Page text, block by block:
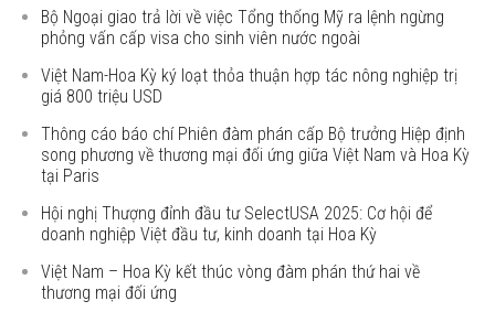
Bộ Ngoại giao trả lời về việc Tổng thống Mỹ ra lệnh ngừng
phỏng vấn cấp visa cho sinh viên nước ngoài
Việt Nam-Hoa Kỳ ký loạt thỏa thuận hợp tác nông nghiệp trị
giá 800 triệu USD
Thông cáo báo chí Phiên đàm phán cấp Bộ trưởng Hiệp định
song phương về thương mại đối ứng giữa Việt Nam và Hoa Kỳ
tại Paris
Hội nghị Thượng đỉnh đầu tư SelectUSA 2025: Cơ hội để
doanh nghiệp Việt đầu tư, kinh doanh tại Hoa Kỳ
Việt Nam – Hoa Kỳ kết thúc vòng đàm phán thứ hai về
thương mại đối ứng